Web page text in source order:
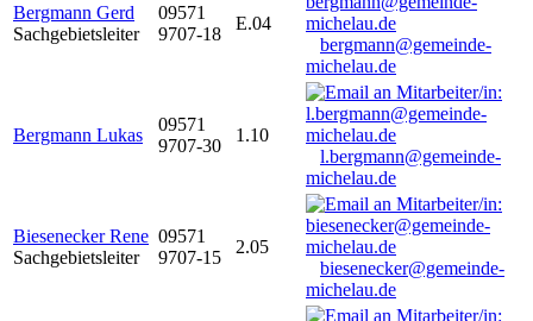
Bergmann Gerd
Sachgebietsleiter
09571
9707-18
E.04
bergmann@gemeinde-
michelau.de
Bergmann Lukas
09571
9707-30
1.10
l.bergmann@gemeinde-
michelau.de
Biesenecker Rene
Sachgebietsleiter
09571
9707-15
2.05
biesenecker@gemeinde-
michelau.de